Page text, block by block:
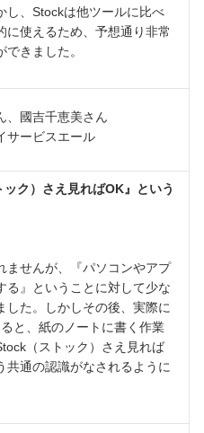
し、Stockは他ツールに比べ
に使えるため、予想通り非常
きました。
、國吉千恵美さん
サービスエール
ク）さえ見ればOK』という
ませんが、『パソコンやアプ
る』ということに対して少な
した。しかしその後、実際に
と、紙のノートに書く作業
（ストック）さえ見れば
共通の認識がなされるように